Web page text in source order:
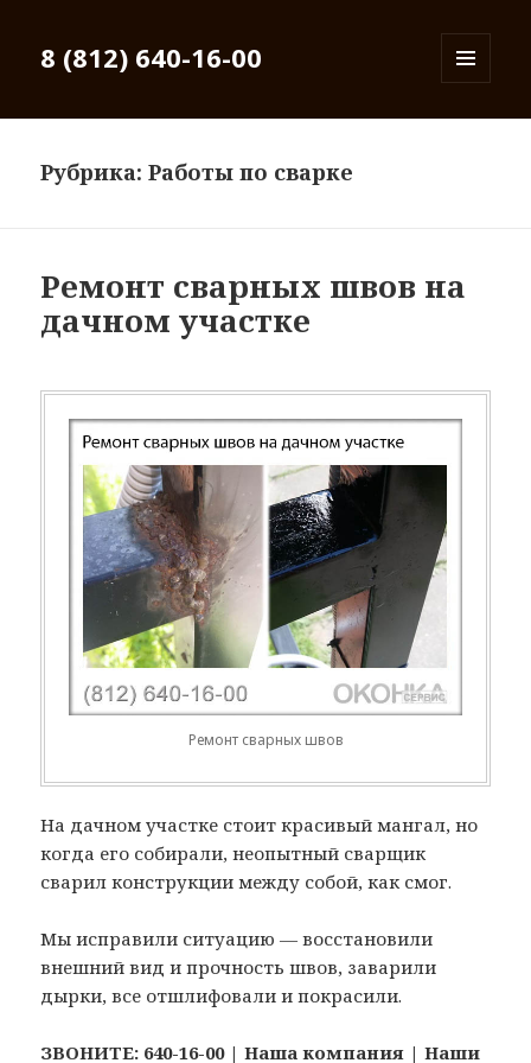
8 (812) 640-16-00
Рубрика: Работы по сварке
Ремонт сварных швов на
дачном участке
Ремонт сварных швов
На дачном участке стоит красивый мангал, но
когда его собирали, неопытный сварщик
сварил конструкции между собой, как смог.
Мы исправили ситуацию — восстановили
внешний вид и прочность швов, заварили
дырки, все отшлифовали и покрасили.
ЗВОНИТЕ: 640-16-00|Наша компания |Наши